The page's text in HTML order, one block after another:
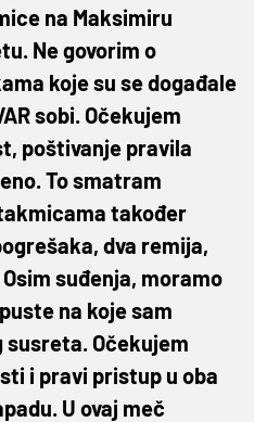
na Maksimiru
Ne govorim o
koje su se događale
sobi. Očekujem
poštivanje pravila
To smatram
također
dva remija,
suđenja, moramo
na koje sam
susreta. Očekujem
i pravi pristup u oba
U ovaj meč